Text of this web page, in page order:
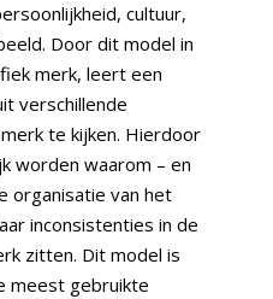
cultuur,
Door dit model in
merk, leert een
verschillende
te kijken. Hierdoor
worden waarom – en
organisatie van het
inconsistenties in de
zitten. Dit model is
meest gebruikte